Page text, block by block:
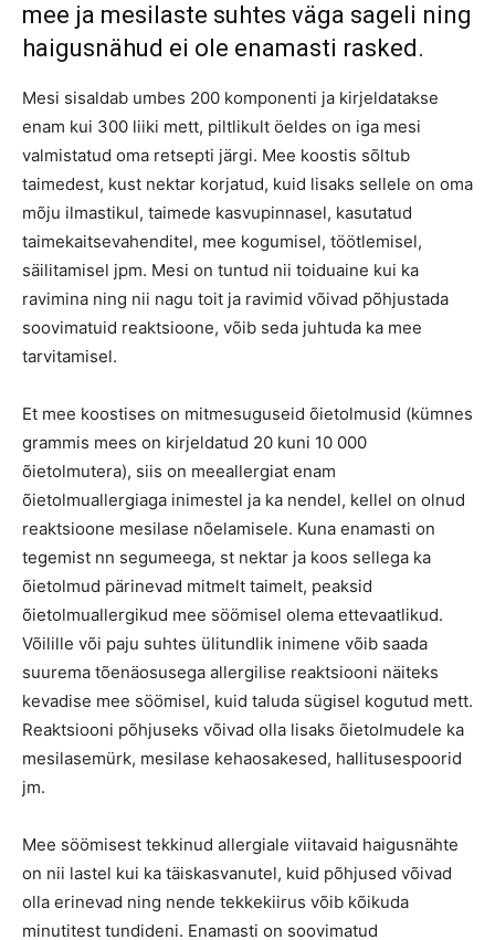
mee ja mesilaste suhtes väga sageli ning
haigusnähud ei ole enamasti rasked.
Mesi sisaldab umbes 200 komponenti ja kirjeldatakse
enam kui 300 liiki mett, piltlikult öeldes on iga mesi
valmistatud oma retsepti järgi. Mee koostis sõltub
taimedest, kust nektar korjatud, kuid lisaks sellele on oma
mõju ilmastikul, taimede kasvupinnasel, kasutatud
taimekaitsevahenditel, mee kogumisel, töötlemisel,
säilitamisel jpm. Mesi on tuntud nii toiduaine kui ka
ravimina ning nii nagu toit ja ravimid võivad põhjustada
soovimatuid reaktsioone, võib seda juhtuda ka mee
tarvitamisel.
Et mee koostises on mitmesuguseid õietolmusid (kümnes
grammis mees on kirjeldatud 20 kuni 10 000
õietolmutera), siis on meeallergiat enam
õietolmuallergiaga inimestel ja ka nendel, kellel on olnud
reaktsioone mesilase nõelamisele. Kuna enamasti on
tegemist nn segumeega, st nektar ja koos sellega ka
õietolmud pärinevad mitmelt taimelt, peaksid
õietolmuallergikud mee söömisel olema ettevaatlikud.
Võilille või paju suhtes ülitundlik inimene võib saada
suurema tõenäosusega allergilise reaktsiooni näiteks
kevadise mee söömisel, kuid taluda sügisel kogutud mett.
Reaktsiooni põhjuseks võivad olla lisaks õietolmudele ka
mesilasemürk, mesilase kehaosakesed, hallitusespoorid
jm.
Mee söömisest tekkinud allergiale viitavaid haigusnähte
on nii lastel kui ka täiskasvanutel, kuid põhjused võivad
olla erinevad ning nende tekkekiirus võib kõikuda
minutitest tundideni. Enamasti on soovimatud